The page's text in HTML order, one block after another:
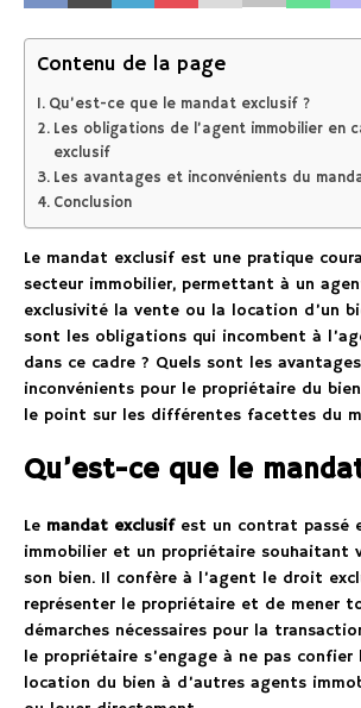
Contenu de la page
Qu’est-ce que le mandat exclusif ?
Les obligations de l’agent immobilier en
exclusif
Les avantages et inconvénients du
Conclusion
Le mandat exclusif est une pratique
secteur immobilier, permettant à un
exclusivité la vente ou la location d’un
sont les obligations qui incombent à
dans ce cadre ? Quels sont les
inconvénients pour le propriétaire du
le point sur les différentes facettes du
Qu’est-ce que le
Le mandat exclusifest un contrat passé
immobilier et un propriétaire souhaitant
son bien. Il confère à l’agent le droit
représenter le propriétaire et de mener
démarches nécessaires pour la
le propriétaire s’engage à ne pas
location du bien à d’autres agents